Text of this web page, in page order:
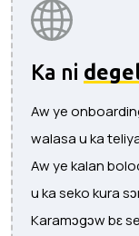
Ka ni
Aw ye
walasa u ka
Aw ye kalan
u ka seko kura
Karamɔgɔw bɛ